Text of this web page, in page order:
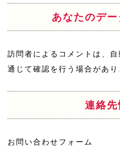
あなたのデ
訪問者によるコメントは、
通じて確認を行う場合があり
連絡先
お問い合わせフォーム